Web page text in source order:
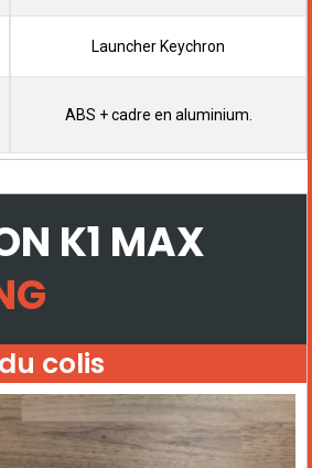
Launcher Keychron
ABS + cadre en aluminium.
K1 MAX
colis